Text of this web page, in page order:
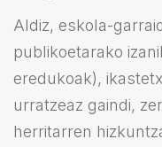
Aldiz, eskola-
publikoetarako
eredukoak),
urratzeaz gaindi,
herritarren